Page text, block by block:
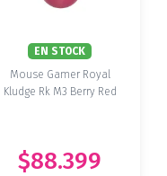
EN STOCK
Mouse Gamer Royal
Kludge Rk M3 Berry Red
$88.399